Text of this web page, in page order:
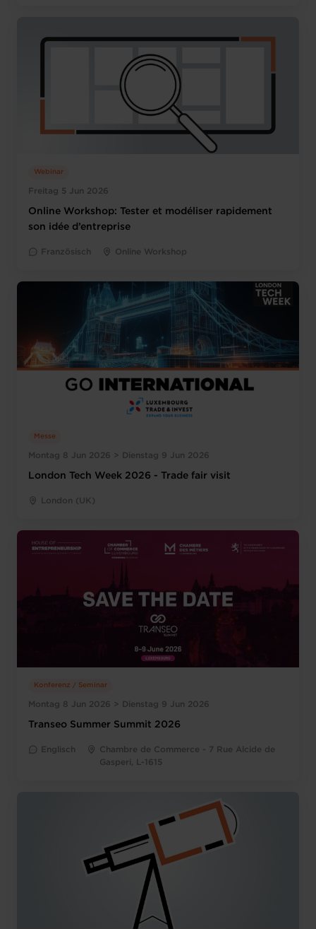
Freitag 5 Jun 2026
Webinar
Online Workshop: Tester et modéliser rapidement
son idée d’entreprise
Französisch Online Workshop
Montag 8 Jun 2026 > Dienstag 9 Jun 2026
Messe
London Tech Week 2026 - Trade fair visit
London (UK)
Montag 8 Jun 2026 > Dienstag 9 Jun 2026
Konferenz / Seminar
Transeo Summer Summit 2026
Englisch
Chambre de Commerce - 7 Rue Alcide de
Gasperi, L-1615